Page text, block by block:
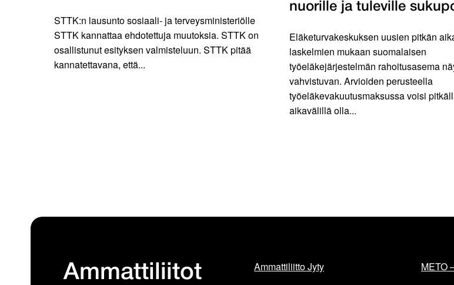
STTK:n lausunto sosiaali- ja terveysministeriölle
STTK kannattaa ehdotettuja muutoksia. STTK on
osallistunut esityksen valmisteluun. STTK pitää
kannatettavana, että...
nuorille ja tuleville
Eläketurvakeskuksen uusien pitkän
laskelmien mukaan suomalaisen
työeläkejärjestelmän rahoitusasema
vahvistuvan. Arvioiden perusteella
työeläkevakuutusmaksussa voisi
aikavälillä olla...
Ammattiliitot Ammattiliitto Jyty METO